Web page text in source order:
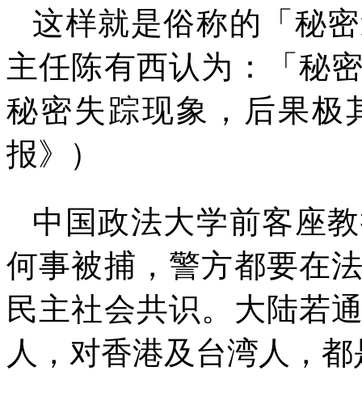
这样就是俗称的「秘
主任陈有西认为：「秘
秘密失踪现象，后果极
报》）
中国政法大学前客座
何事被捕，警方都要在
民主社会共识。大陆若
人，对香港及台湾人，